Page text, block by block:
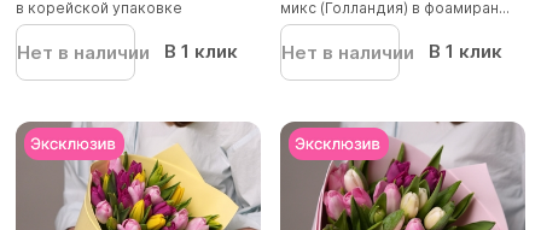
в корейской упаковке
Нет в наличии В 1 клик
микс (Голландия) в фоамиран...
Нет в наличии В 1 клик